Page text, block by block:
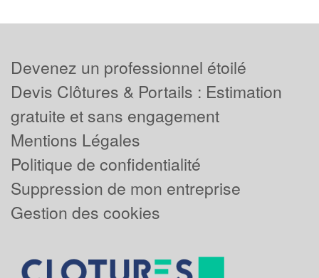
Devenez un professionnel étoilé
Devis Clôtures & Portails : Estimation
gratuite et sans engagement
Mentions Légales
Politique de confidentialité
Suppression de mon entreprise
Gestion des cookies